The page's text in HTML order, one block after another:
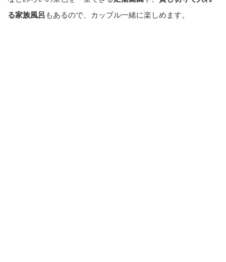
る家族風呂 もあるので、カップル一緒に楽しめます。